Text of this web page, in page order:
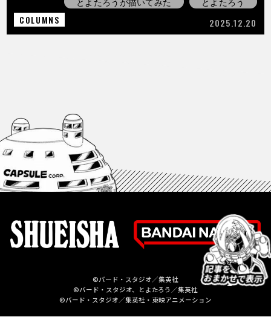
COLUMNS
2025.12.20
©バード・スタジオ／集英社
©バード・スタジオ、とよたろう／集英社
©バード・スタジオ／集英社・東映アニメーション